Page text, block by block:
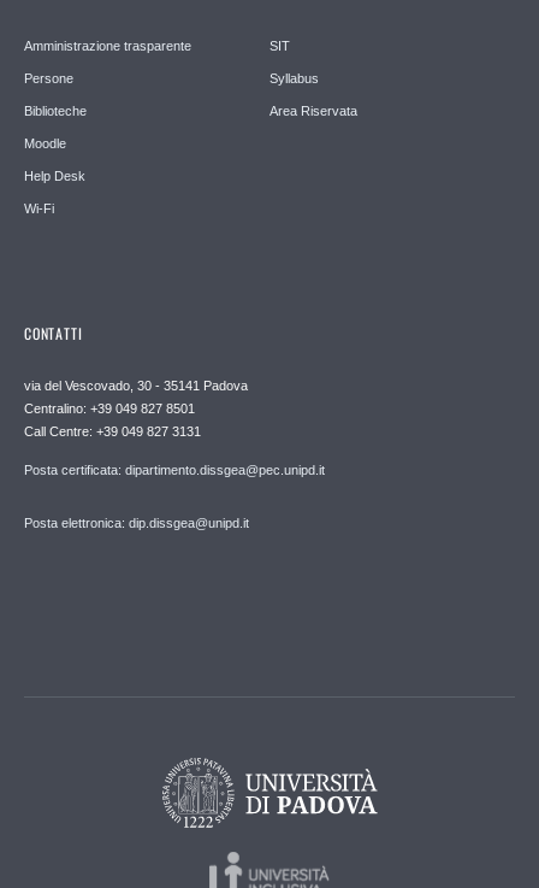
Amministrazione trasparente
Persone
Biblioteche
Moodle
Help Desk
Wi-Fi
SIT
Syllabus
Area Riservata
CONTATTI
via del Vescovado, 30 - 35141 Padova
Centralino: +39 049 827 8501
Call Centre: +39 049 827 3131
Posta certificata: dipartimento.dissgea@pec.unipd.it
Posta elettronica: dip.dissgea@unipd.it